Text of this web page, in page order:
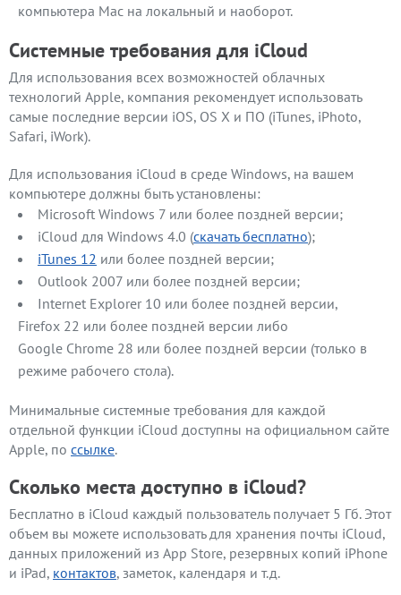
компьютера Mac на локальный и наоборот.
Системные требования для iCloud
Для использования всех возможностей облачных
технологий Apple, компания рекомендует использовать
самые последние версии iOS, OS X и ПО (iTunes, iPhoto,
Safari, iWork).
Для использования iCloud в среде Windows, на вашем
компьютере должны быть установлены:
Microsoft Windows 7 или более поздней версии;
iCloud для Windows 4.0 (скачать бесплатно);
iTunes 12 или более поздней версии;
Outlook 2007 или более поздней версии;
Internet Explorer 10 или более поздней версии,
Firefox 22 или более поздней версии либо
Google Chrome 28 или более поздней версии (только в
режиме рабочего стола).
Минимальные системные требования для каждой
отдельной функции iCloud доступны на официальном сайте
Apple, по ссылке.
Сколько места доступно в iCloud?
Бесплатно в iCloud каждый пользователь получает 5 Гб. Этот
объем вы можете использовать для хранения почты iCloud,
данных приложений из App Store, резервных копий iPhone
и iPad, контактов, заметок, календаря и т.д.